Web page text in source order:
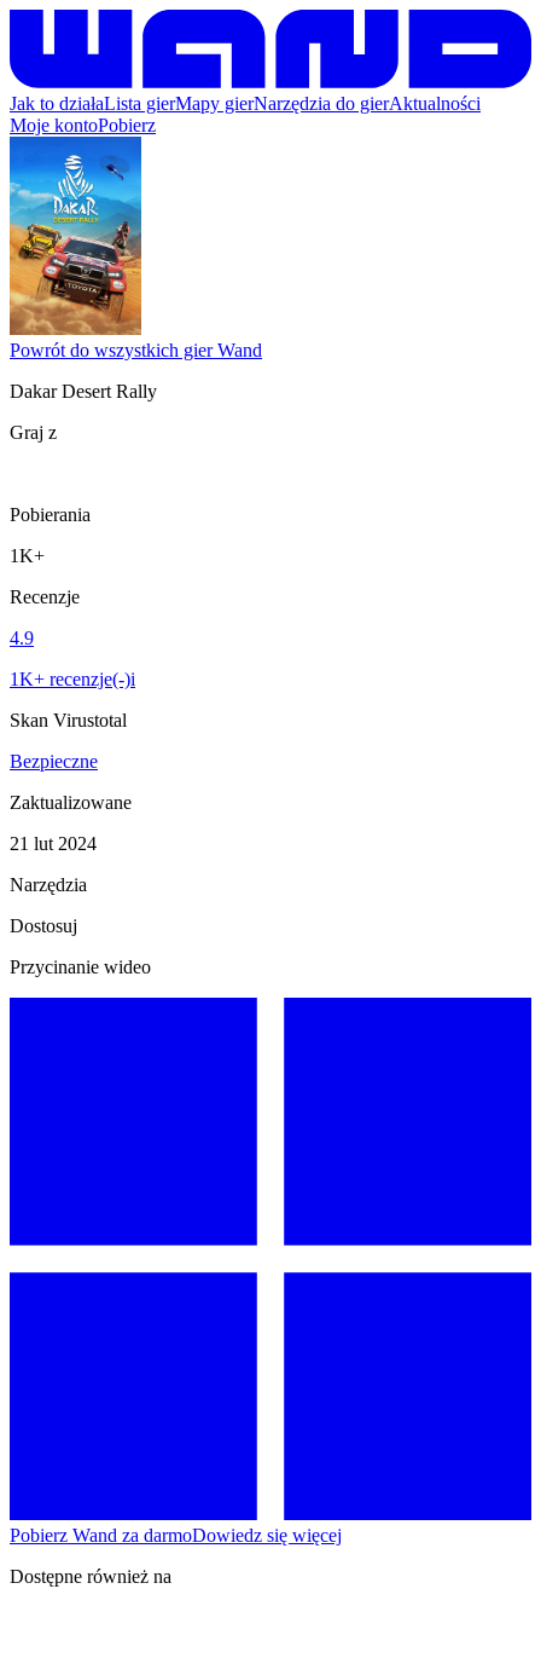
Jak to działaLista gierMapy gierNarzędzia do gierAktualności
Moje kontoPobierz
Powrót do wszystkich gier Wand
Dakar Desert Rally
Graj z
Pobierania
1K+
Recenzje
4.9
1K+ recenzje(-)i
Skan Virustotal
Bezpieczne
Zaktualizowane
21 lut 2024
Narzędzia
Dostosuj
Przycinanie wideo
Pobierz Wand za darmoDowiedz się więcej
Dostępne również na